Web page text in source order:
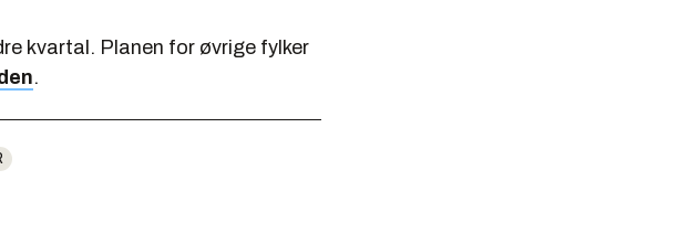
kvartal. Planen for øvrige fylker
.